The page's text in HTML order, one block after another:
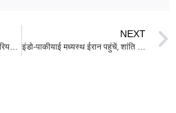
चैंपियंस लीग: बैयर्न के देर के गोल ने रियल मैड्रिड को क्वार्टरफाइनल में हराया
NEXT
इंडो-पाकीयाई मध्यस्थ ईरान पहुंचें, शांति वार्ता जारी रखने के लिए